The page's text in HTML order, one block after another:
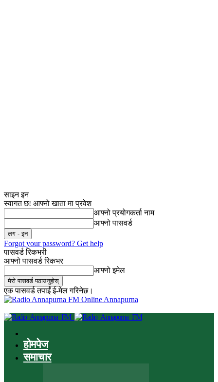
साइन इन
स्वागत छ! आफ्नो खाता मा प्रवेश
आफ्नो प्रयोगकर्ता नाम
आफ्नो पासवर्ड
Forgot your password? Get help
पासवर्ड रिकभरी
आफ्नो पासवर्ड रिकभर
आफ्नो इमेल
एक पासवर्ड तपाईं ई-मेल गरिनेछ।
Online Annapurna
होमपेज
समाचार